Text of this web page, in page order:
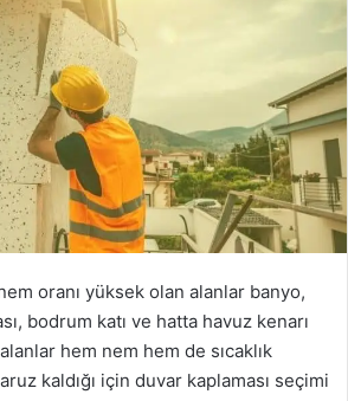
oranı yüksek olan alanlar banyo,
bodrum katı ve hatta havuz kenarı
hem nem hem de sıcaklık
kaldığı için duvar kaplaması seçimi